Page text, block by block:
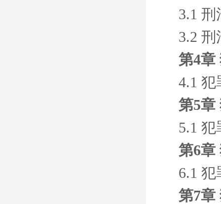
3.1
3.2
第4章
4.1 犯
第5章
5.1
第6章
6.1
第7章